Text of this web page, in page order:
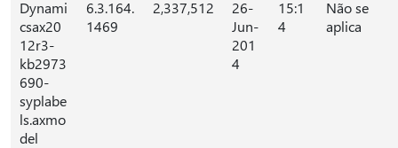
Dynami
csax20
12r3-
kb2973
690-
syplabe
ls.axmo
del
6.3.164.
1469
2,337,512
26-
Jun-
201
4
15:1
4
Não se
aplica